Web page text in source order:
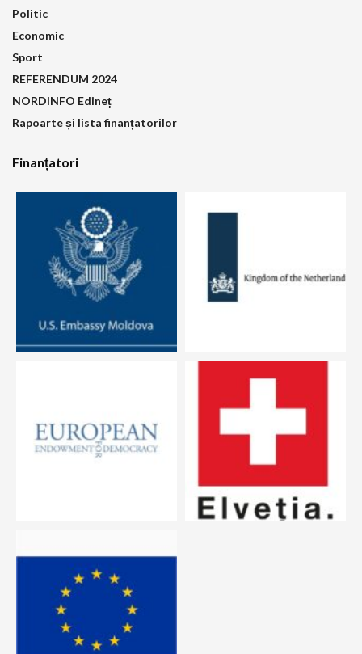
Politic
Economic
Sport
REFERENDUM 2024
NORDINFO Edineț
Rapoarte și lista finanțatorilor
Finanțatori